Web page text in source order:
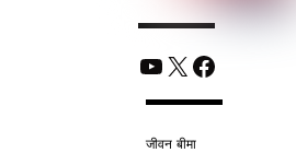
YouTube
X Facebook
जीवन बीमा